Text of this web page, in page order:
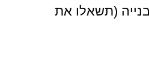
(תשאלו את